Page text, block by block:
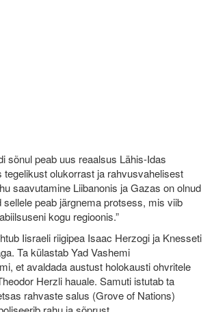
sõnul peab uus reaalsus Lähis-Idas
tegelikust olukorrast ja rahvusvahelisest
saavutamine Liibanonis ja Gazas on olnud
peab järgnema protsess, mis viib
kogu regioonis.”
Iisraeli riigipea Isaac Herzogi ja Knesseti
Ta külastab Yad Vashemi
et avaldada austust holokausti ohvritele
Herzli hauale. Samuti istutab ta
rahvaste salus (Grove of Nations)